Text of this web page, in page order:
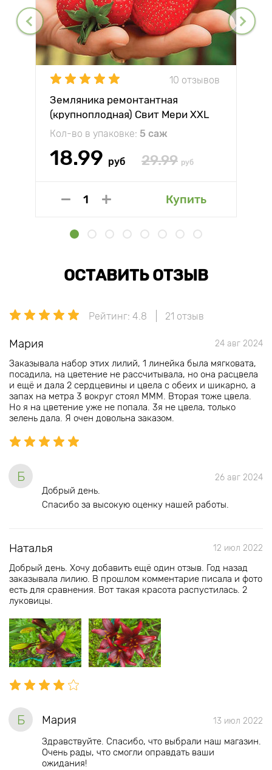
10 отзывов
Земляника ремонтантная
(крупноплодная) Свит Мери XXL
Кол-во в упаковке: 5 саж
18.99 руб 29.99 руб
Купить
ОСТАВИТЬ ОТЗЫВ
Рейтинг: 4.8 21 отзыв
Мария 24 авг 2024
Заказывала набор этих лилий, 1 линейка была мягковата,
посадила, на цветение не рассчитывала, но она расцвела
и ещё и дала 2 сердцевины и цвела с обеих и шикарно, а
запах на метра 3 вокруг стоял МММ. Вторая тоже цвела.
Но я на цветение уже не попала. 3я не цвела, только
зелень дала. Я очен довольна заказом.
Б 26 авг 2024
Добрый день.
Спасибо за высокую оценку нашей работы.
Наталья 12 июл 2022
Добрый день. Хочу добавить ещё один отзыв. Год назад
заказывала лилию. В прошлом комментарие писала и фото
есть для сравнения. Вот такая красота распустилась. 2
луковицы.
Б Мария 13 июл 2022
Здравствуйте. Спасибо, что выбрали наш магазин.
Очень рады, что смогли оправдать ваши
ожидания!